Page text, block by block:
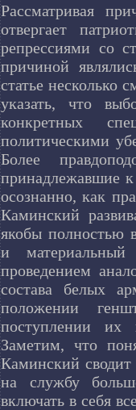
Рассматривая
отвергает
репрессиями со
причиной
статье несколько
указать, что
конкретных
политическими
Более
принадлежавшие
осознанно, как
Каминский
якобы полностью
и
проведением
состава белых
положении
поступлении
Заметим, что
Каминский
на службу
включать в себя